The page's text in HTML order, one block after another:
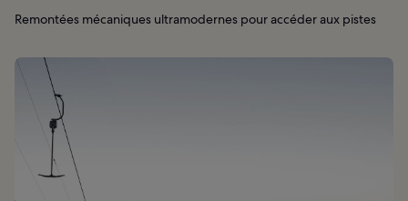
Remontées mécaniques ultramodernes pour accéder aux pistes